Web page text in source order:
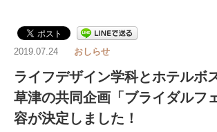
2019.07.24 おしらせ
ライフデザイン学科とホテルボ
草津の共同企画「ブライダルフ
容が決定しました！